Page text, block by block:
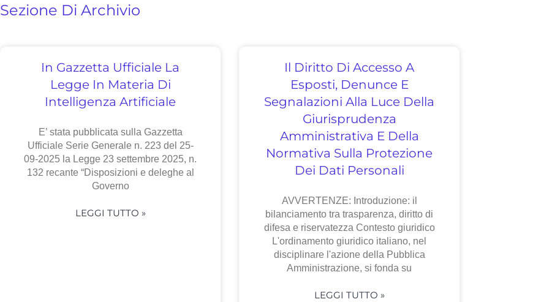
Sezione Di Archivio
In Gazzetta Ufficiale La
Legge In Materia Di
Intelligenza Artificiale
E’ stata pubblicata sulla Gazzetta
Ufficiale Serie Generale n. 223 del 25-
09-2025 la Legge 23 settembre 2025, n.
132 recante “Disposizioni e deleghe al
Governo
LEGGI TUTTO »
Il Diritto Di Accesso A
Esposti, Denunce E
Segnalazioni Alla Luce Della
Giurisprudenza
Amministrativa E Della
Normativa Sulla Protezione
Dei Dati Personali
AVVERTENZE: Introduzione: il
bilanciamento tra trasparenza, diritto di
difesa e riservatezza Contesto giuridico
L'ordinamento giuridico italiano, nel
disciplinare l'azione della Pubblica
Amministrazione, si fonda su
LEGGI TUTTO »